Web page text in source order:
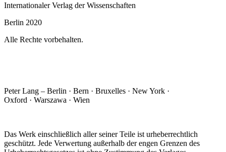
Internationaler Verlag der Wissenschaften
Berlin 2020
Alle Rechte vorbehalten.
Peter Lang – Berlin · Bern · Bruxelles · New York ·
Oxford · Warszawa · Wien
Das Werk einschließlich aller seiner Teile ist urheberrechtlich
geschützt. Jede Verwertung außerhalb der engen Grenzen des